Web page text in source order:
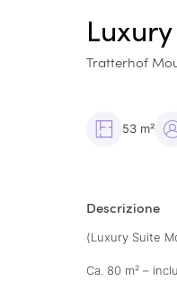
Tratterhof
53 m²
Descrizione
(Luxury Suite
Ca. 80 m² –